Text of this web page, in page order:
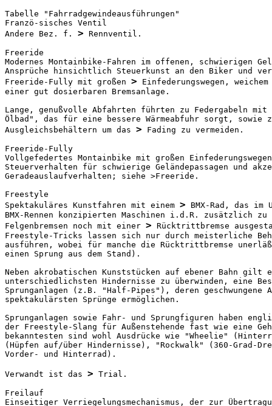
Tabelle "Fahrradgewindeausführungen"
Franzö-sisches Ventil
Andere Bez. f. > Rennventil.
Freeride
Modernes Montainbike-Fahren im offenen, schwierigen
Ansprüche hinsichtlich Steuerkunst an den Biker und
Freeride-Fully mit großen > Einfederungswegen,
einer gut dosierbaren Bremsanlage.
Lange, genußvolle Abfahrten führten zu Federgabeln mit
Ölbad", das für eine bessere Wärmeabfuhr sorgt, sowie
Ausgleichsbehältern um das > Fading zu vermeiden.
Freeride-Fully
Vollgefedertes Montainbike mit großen
Steuerverhalten für schwierige Geländepassagen und
Geradeauslaufverhalten; siehe >Freeride.
Freestyle
Spektakuläres Kunstfahren mit einem > BMX-Rad, das
BMX-Rennen konzipierten Maschinen i.d.R. zusätzlich zu
Felgenbremsen noch mit einer > Rücktrittbremse
Freestyle-Tricks lassen sich nur durch meisterliche
ausführen, wobei für manche die Rücktrittbremse
einen Sprung aus dem Stand).
Neben akrobatischen Kunststücken auf ebener Bahn gilt
unterschiedlichsten Hindernisse zu überwinden, eine
Sprunganlagen (z.B. "Half-Pipes"), deren geschwungene
spektakulärsten Sprünge ermöglichen.
Sprunganlagen sowie Fahr- und Sprungfiguren haben
der Freestyle-Slang für Außenstehende fast wie eine
bekanntesten sind wohl Ausdrücke wie "Wheelie"
(Hüpfen auf/über Hindernisse), "Rockwalk" (360-Grad-
Vorder- und Hinterrad).
Verwandt ist das > Trial.
Freilauf